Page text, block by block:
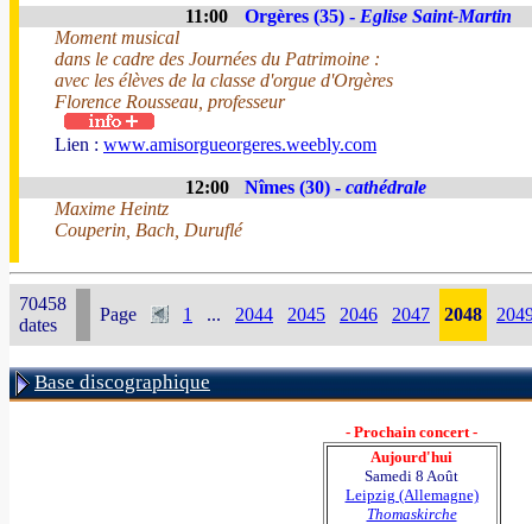
11:00 Orgères (35) - Eglise Saint-Martin
Moment musical
dans le cadre des Journées du Patrimoine :
avec les élèves de la classe d'orgue d'Orgères
Florence Rousseau, professeur
Lien : www.amisorgueorgeres.weebly.com
12:00 Nîmes (30) - cathédrale
Maxime Heintz
Couperin, Bach, Duruflé
70458
dates
Page 1 ... 2044 2045 2046 2047 2048
Base discographique
- Prochain concert -
Aujourd'hui
Samedi 8 Août
Leipzig (Allemagne)
Thomaskirche